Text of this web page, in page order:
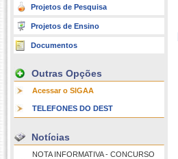
Projetos de Pesquisa
Projetos de Ensino
Documentos
Outras Opções
Acessar o SIGAA
TELEFONES DO DEST
Notícias
NOTA INFORMATIVA - CONCURSO